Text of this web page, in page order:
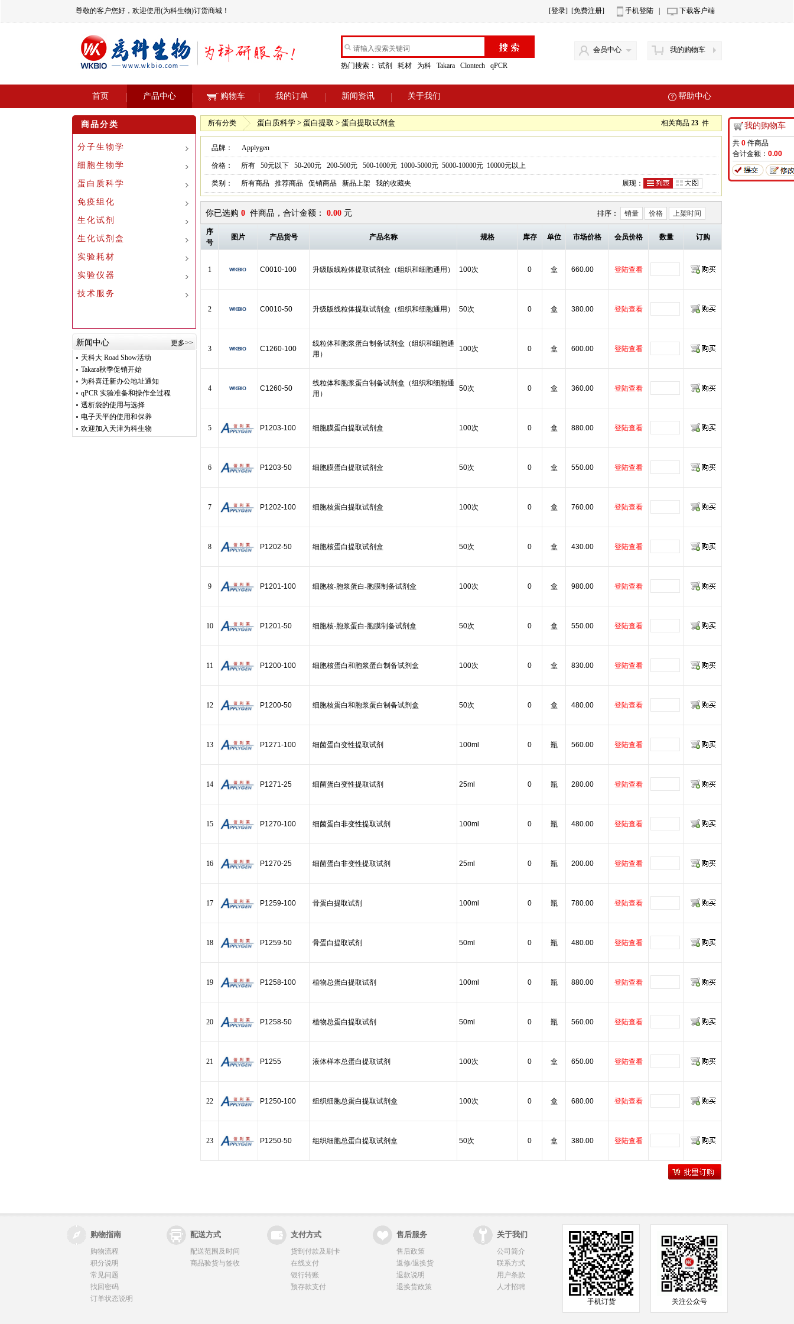
尊敬的客户您好，欢迎使用(为科生物)订货商城！ [登录] [免费注册] 手机登陆 下载客户端
热门搜索： 试剂 耗材 为科 Takara Clontech qPCR
会员中心 我的购物车
首页 产品中心 购物车 我的订单 新闻资讯 关于我们 帮助中心
商品分类
分子生物学
细胞生物学
蛋白质科学
免疫组化
生化试剂
生化试剂盒
实验耗材
实验仪器
技术服务
新闻中心
更多>>
天科大 Road Show活动
Takara秋季促销开始
为科喜迁新办公地址通知
qPCR 实验准备和操作全过程
透析袋的使用与选择
电子天平的使用和保养
欢迎加入天津为科生物
所有分类 蛋白质科学 > 蛋白提取 > 蛋白提取试剂盒 相关商品 23 件
品牌： Applygen
价格： 所有 50元以下 50-200元 200-500元 500-1000元 1000-5000元 5000-10000元 10000元以上
类别： 所有商品 推荐商品 促销商品 新品上架 我的收藏夹 展现：
你已选购 0 件商品，合计金额： 0.00 元 排序： 销量 价格 上架时间
序
号
图片 产品货号 产品名称 规格 库存 单位 市场价格 会员价格 数量 订购
1 C0010-100 升级版线粒体提取试剂盒（组织和细胞通用） 100次 0 盒 660.00 登陆查看
2 C0010-50 升级版线粒体提取试剂盒（组织和细胞通用） 50次 0 盒 380.00 登陆查看
3 C1260-100
线粒体和胞浆蛋白制备试剂盒（组织和细胞通
用）
100次 0 盒 600.00 登陆查看
4 C1260-50
线粒体和胞浆蛋白制备试剂盒（组织和细胞通
用）
50次 0 盒 360.00 登陆查看
5 P1203-100 细胞膜蛋白提取试剂盒 100次 0 盒 880.00 登陆查看
6 P1203-50 细胞膜蛋白提取试剂盒 50次 0 盒 550.00 登陆查看
7 P1202-100 细胞核蛋白提取试剂盒 100次 0 盒 760.00 登陆查看
8 P1202-50 细胞核蛋白提取试剂盒 50次 0 盒 430.00 登陆查看
9 P1201-100 细胞核-胞浆蛋白-胞膜制备试剂盒 100次 0 盒 980.00 登陆查看
10 P1201-50 细胞核-胞浆蛋白-胞膜制备试剂盒 50次 0 盒 550.00 登陆查看
11 P1200-100 细胞核蛋白和胞浆蛋白制备试剂盒 100次 0 盒 830.00 登陆查看
12 P1200-50 细胞核蛋白和胞浆蛋白制备试剂盒 50次 0 盒 480.00 登陆查看
13 P1271-100 细菌蛋白变性提取试剂 100ml 0 瓶 560.00 登陆查看
14 P1271-25 细菌蛋白变性提取试剂 25ml 0 瓶 280.00 登陆查看
15 P1270-100 细菌蛋白非变性提取试剂 100ml 0 瓶 480.00 登陆查看
16 P1270-25 细菌蛋白非变性提取试剂 25ml 0 瓶 200.00 登陆查看
17 P1259-100 骨蛋白提取试剂 100ml 0 瓶 780.00 登陆查看
18 P1259-50 骨蛋白提取试剂 50ml 0 瓶 480.00 登陆查看
19 P1258-100 植物总蛋白提取试剂 100ml 0 瓶 880.00 登陆查看
20 P1258-50 植物总蛋白提取试剂 50ml 0 瓶 560.00 登陆查看
21 P1255 液体样本总蛋白提取试剂 100次 0 盒 650.00 登陆查看
22 P1250-100 组织细胞总蛋白提取试剂盒 100次 0 盒 680.00 登陆查看
23 P1250-50 组织细胞总蛋白提取试剂盒 50次 0 盒 380.00 登陆查看
我的购物车
共 0 件商品
合计金额： 0.00
购物指南 配送方式 支付方式 售后服务 关于我们
购物流程
积分说明
常见问题
找回密码
订单状态说明
配送范围及时间
商品验货与签收
货到付款及刷卡
在线支付
银行转账
预存款支付
售后政策
返修/退换货
退款说明
退换货政策
公司简介
联系方式
用户条款
人才招聘
手机订货
关注公众号